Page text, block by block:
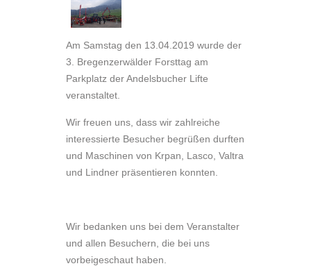
Am Samstag den 13.04.2019 wurde der
3. Bregenzerwälder Forsttag am
Parkplatz der Andelsbucher Lifte
veranstaltet.
Wir freuen uns, dass wir zahlreiche
interessierte Besucher begrüßen durften
und Maschinen von Krpan, Lasco, Valtra
und Lindner präsentieren konnten.
Wir bedanken uns bei dem Veranstalter
und allen Besuchern, die bei uns
vorbeigeschaut haben.